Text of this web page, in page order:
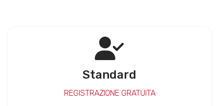
Standard
REGISTRAZIONE GRATUITA